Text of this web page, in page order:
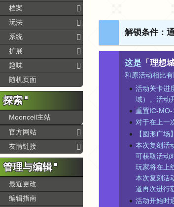
解锁条件：
这是 「理想
和原活动相比有
活动关卡进
域）。活动
重置IC-MO-
对于在上一
【圆形广
本次复刻活
可获取活动
玩家将在上
本次复刻活
道再次进行
活动开始时
档案
玩法
系统
扩展
趣味
随机页面
探索
Mooncell主站
官方网站
友情链接
管理与编辑
最近更改
编辑指南